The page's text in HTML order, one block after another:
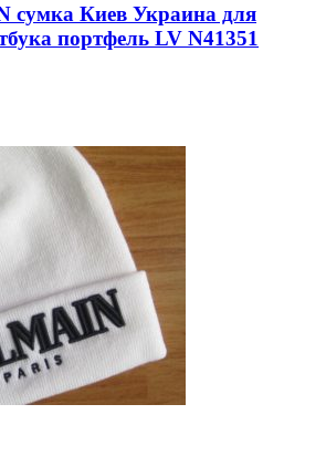
сумка Киев Украина для
портфель LV N41351